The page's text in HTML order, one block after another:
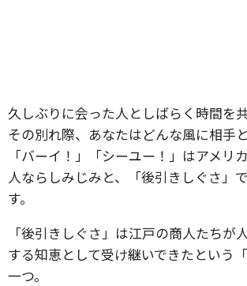
久しぶりに会った人としばらく時間を
その別れ際、あなたはどんな風に相手
「バーイ！」「シーユー！」はアメリ
人ならしみじみと、「後引きしぐさ」
す。
「後引きしぐさ」は江戸の商人たちが
する知恵として受け継いできたという
一つ。